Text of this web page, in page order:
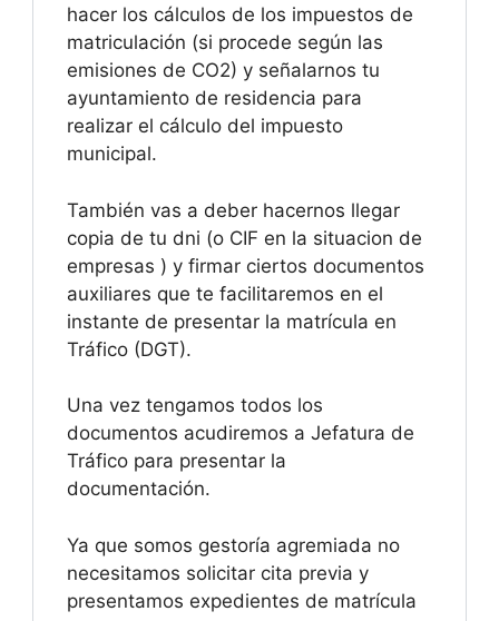
hacer los cálculos de los impuestos de
matriculación (si procede según las
emisiones de CO2) y señalarnos tu
ayuntamiento de residencia para
realizar el cálculo del impuesto
municipal.
También vas a deber hacernos llegar
copia de tu dni (o CIF en la situacion de
empresas ) y firmar ciertos documentos
auxiliares que te facilitaremos en el
instante de presentar la matrícula en
Tráfico (DGT).
Una vez tengamos todos los
documentos acudiremos a Jefatura de
Tráfico para presentar la
documentación.
Ya que somos gestoría agremiada no
necesitamos solicitar cita previa y
presentamos expedientes de matrícula